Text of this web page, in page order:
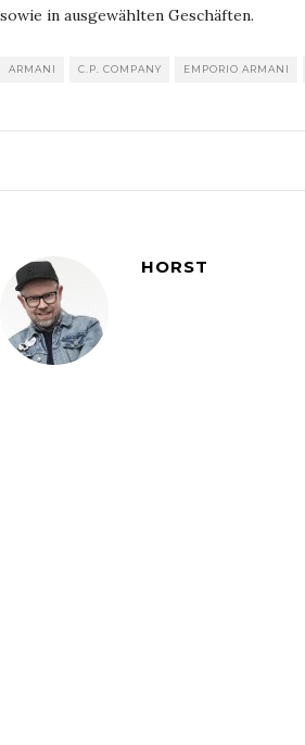
sowie in ausgewählten Geschäften.
ARMANI C.P. COMPANY EMPORIO ARMANI
HORST